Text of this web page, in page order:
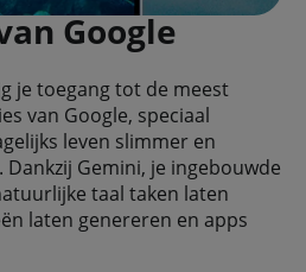
Google
je toegang tot de meest
van Google, speciaal
leven slimmer en
Gemini, je ingebouwde
taal taken laten
laten genereren en apps